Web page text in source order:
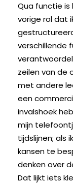
Qua functie
vorige rol dat
verschillende
zeilen van de
met andere
een
invalshoek
mijn
tijdslijnen; als
kansen te
denken over
Dat lijkt iets